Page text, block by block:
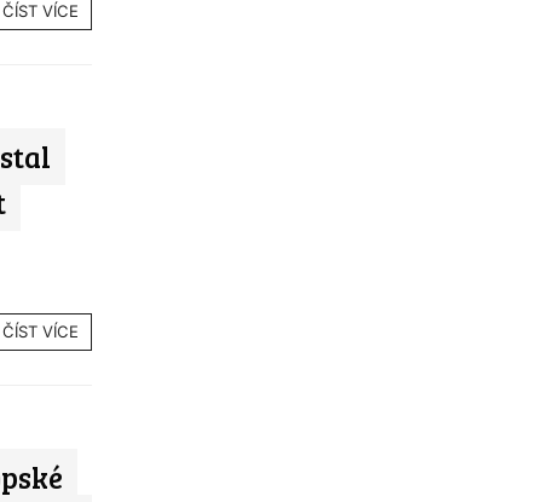
ČÍST VÍCE
ČÍST VÍCE